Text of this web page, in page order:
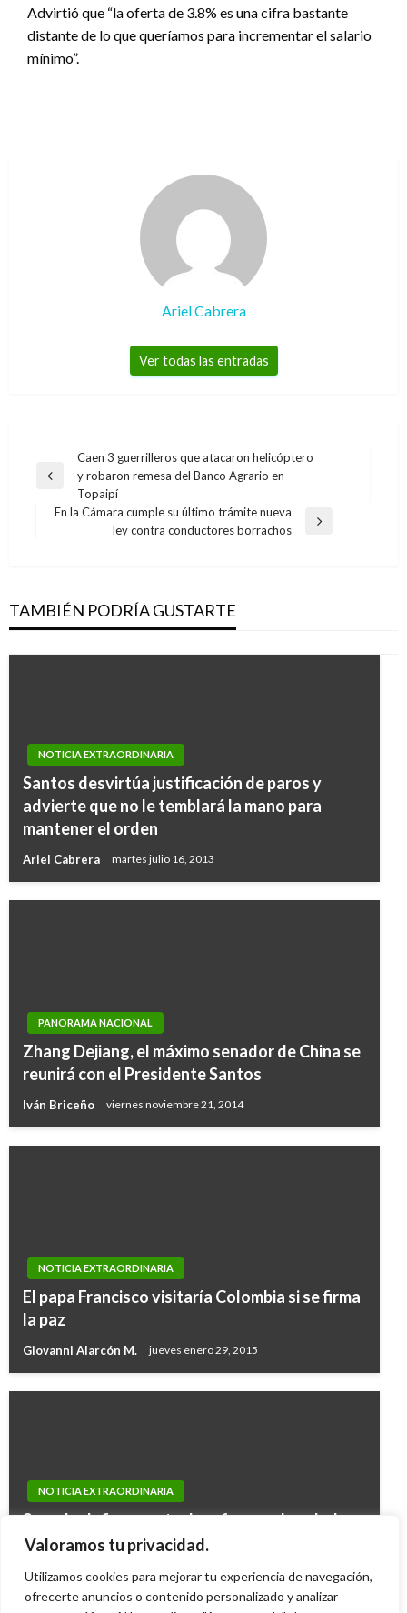
Valoramos tu privacidad.
Utilizamos cookies para mejorar tu experiencia de navegación,
ofrecerte anuncios o contenido personalizado y analizar
Advirtió que “la oferta de 3.8% es una cifra bastante
distante de lo que queríamos para incrementar el salario
mínimo”.
Ariel Cabrera
Ver todas las entradas
Navegación
de
entradas
Entrada
Caen 3 guerrilleros que atacaron helicóptero
y robaron remesa del Banco Agrario en
Topaipí
En la Cámara cumple su último trámite nueva
ley contra conductores borrachos
TAMBIÉN PODRÍA GUSTARTE
NOTICIA EXTRAORDINARIA
Santos desvirtúa justificación de paros y
advierte que no le temblará la mano para
mantener el orden
Ariel Cabrera martes julio 16, 2013
PANORAMA NACIONAL
Zhang Dejiang, el máximo senador de China se
reunirá con el Presidente Santos
Iván Briceño viernes noviembre 21, 2014
NOTICIA EXTRAORDINARIA
El papa Francisco visitaría Colombia si se firma
la paz
Giovanni Alarcón M. jueves enero 29, 2015
NOTICIA EXTRAORDINARIA
Senado define suerte de reforma a la salud;
serios reparos hace la Contralora Sandra
Ariel Cabrera martes junio 18, 2013